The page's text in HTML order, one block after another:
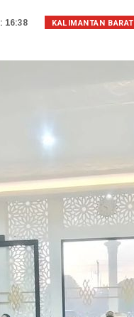
16:38 KALIMANTAN BARAT